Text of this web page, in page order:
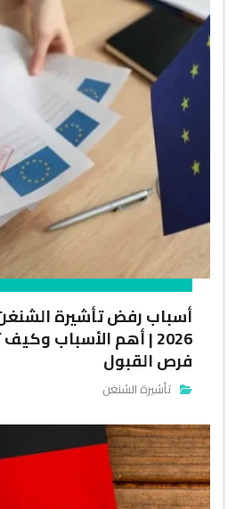
أسباب رفض تأشيرة
2026 | أهم الأسباب
فرص القبول
تأشيرة الشنغن